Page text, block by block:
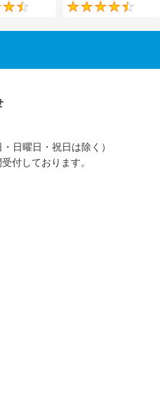
4.6
日曜日・祝日は除く）
付しております。